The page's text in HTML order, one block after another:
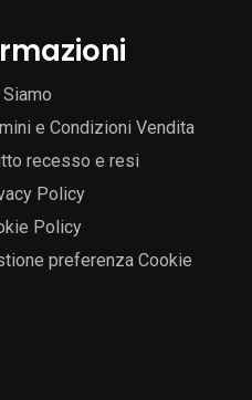
Siamo
e Condizioni Vendita
recesso e resi
Policy
Policy
preferenza Cookie